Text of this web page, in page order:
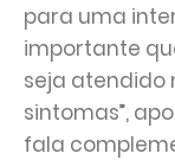
para uma
importante
seja atendido
sintomas”,
fala